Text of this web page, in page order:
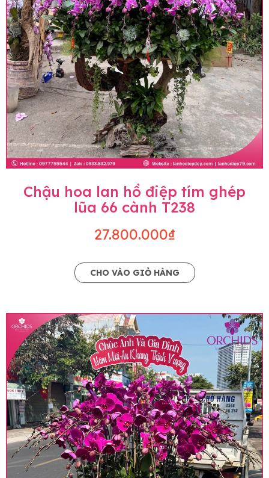
Chậu hoa lan hồ điệp tím ghép
lũa 66 cành T238
27.800.000₫
CHO VÀO GIỎ HÀNG